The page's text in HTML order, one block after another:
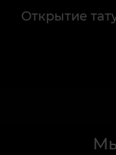
Открытие